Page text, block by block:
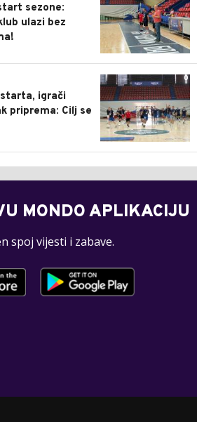
sezone:
ulazi bez
0
igrači
priprema: Cilj se
MONDO APLIKACIJU
spoj vijesti i zabave.